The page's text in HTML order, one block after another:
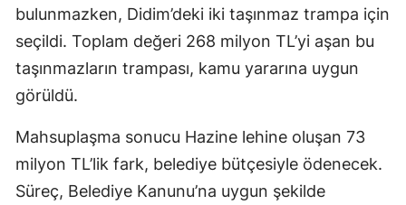
bulunmazken, Didim’deki iki taşınmaz trampa için
seçildi. Toplam değeri 268 milyon TL’yi aşan bu
taşınmazların trampası, kamu yararına uygun
görüldü.
Mahsuplaşma sonucu Hazine lehine oluşan 73
milyon TL’lik fark, belediye bütçesiyle ödenecek.
Süreç, Belediye Kanunu’na uygun şekilde